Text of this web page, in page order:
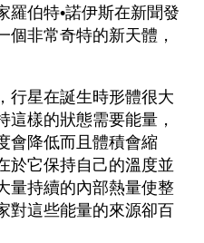
羅伯特•諾伊斯在新聞發
個非常奇特的新天體，
行星在誕生時形體很大
這樣的狀態需要能量，
會降低而且體積會縮
於它保持自己的溫度並
量持續的內部熱量使整
對這些能量的來源卻百